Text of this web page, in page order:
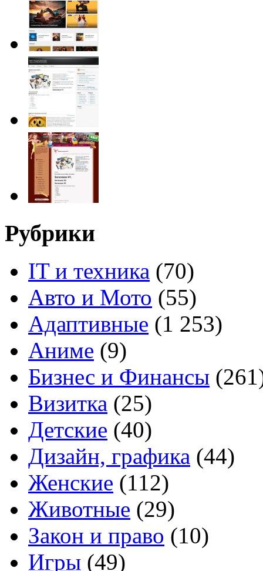
Рубрики
IT и техника (70)
Авто и Мото (55)
Адаптивные (1 253)
Аниме (9)
Бизнес и Финансы
Визитка (25)
Детские (40)
Дизайн, графика (44)
Женские (112)
Животные (29)
Закон и право (10)
Игры (49)